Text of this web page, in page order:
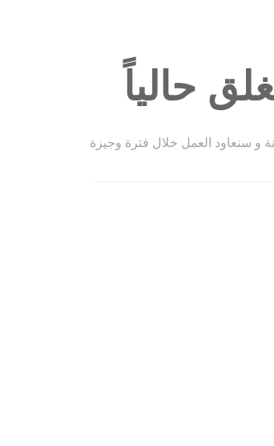
حالياً
و سنعاود العمل خلال فترة وجيزة